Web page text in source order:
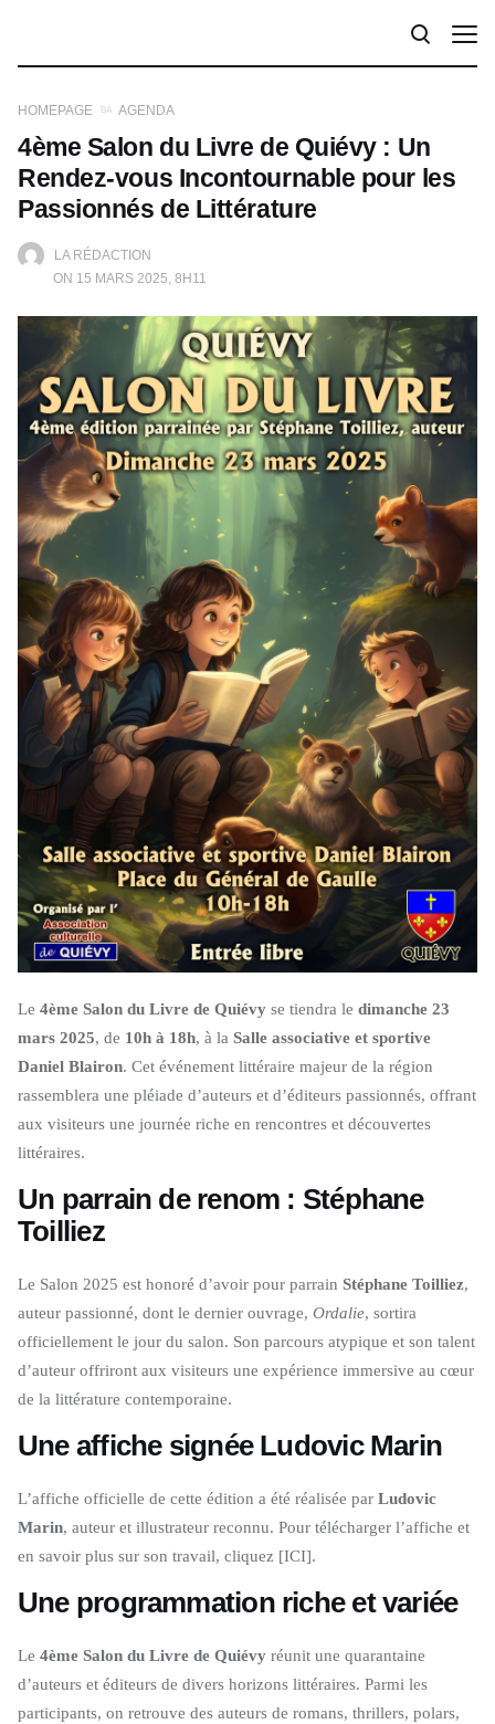
HOMEPAGE AGENDA
LA RÉDACTION
ON 15 MARS 2025, 8H11
4ème Salon du Livre de Quiévy : Un
Rendez-vous Incontournable pour les
Passionnés de Littérature
Le 4ème Salon du Livre de Quiévy se tiendra le dimanche 23
mars 2025, de 10h à 18h, à la Salle associative et sportive
Daniel Blairon. Cet événement littéraire majeur de la région
rassemblera une pléiade d’auteurs et d’éditeurs passionnés, offrant
aux visiteurs une journée riche en rencontres et découvertes
littéraires.
Un parrain de renom : Stéphane
Toilliez
Le Salon 2025 est honoré d’avoir pour parrain Stéphane Toilliez,
auteur passionné, dont le dernier ouvrage, Ordalie, sortira
officiellement le jour du salon. Son parcours atypique et son talent
d’auteur offriront aux visiteurs une expérience immersive au cœur
de la littérature contemporaine.
Une affiche signée Ludovic Marin
L’affiche officielle de cette édition a été réalisée par Ludovic
Marin, auteur et illustrateur reconnu. Pour télécharger l’affiche et
en savoir plus sur son travail, cliquez [ICI].
Une programmation riche et variée
Le 4ème Salon du Livre de Quiévy réunit une quarantaine
d’auteurs et éditeurs de divers horizons littéraires. Parmi les
participants, on retrouve des auteurs de romans, thrillers, polars,